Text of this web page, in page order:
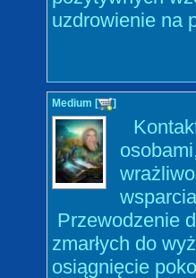
uzdrowienie na
Medium [ ]
Przewodzenie
zmarłych do
osiągnięcie